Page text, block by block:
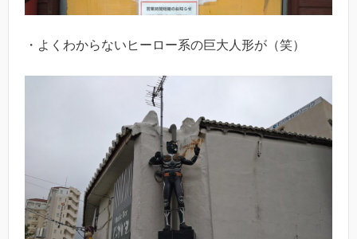
・よくわからないヒーロー系の巨大人形が（笑）